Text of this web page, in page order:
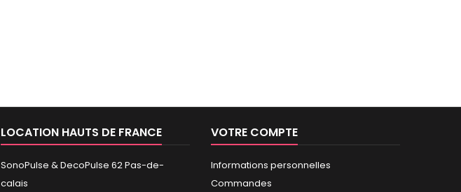
LOCATION HAUTS DE FRANCE
SonoPulse & DecoPulse 62 Pas-de-
calais
VOTRE COMPTE
Informations personnelles
Commandes